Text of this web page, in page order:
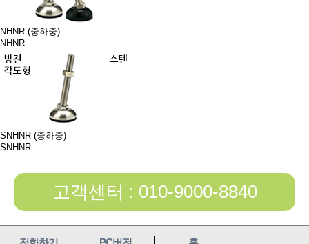
NHNR (중하중)
NHNR
SNHNR (중하중)
SNHNR
고객센터 : 010-9000-8840